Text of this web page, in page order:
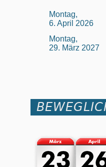
Montag,
6. April 2026
Montag,
29. März 2027